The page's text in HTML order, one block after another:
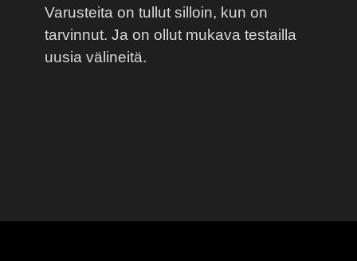
Varusteita on tullut silloin, kun on
tarvinnut. Ja on ollut mukava testailla
uusia välineitä.